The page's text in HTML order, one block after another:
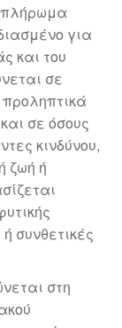
για
και του
σε
σε όσους
κινδύνου,
ζωή ή
συνθετικές
στη